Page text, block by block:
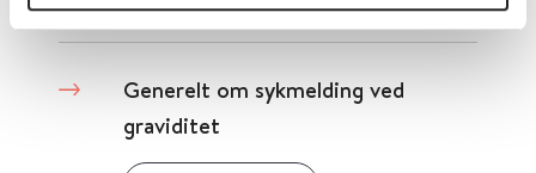
Generelt om sykmelding ved
graviditet